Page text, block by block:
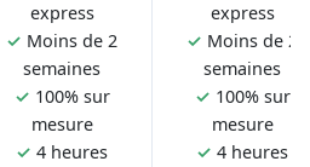
express
✓ Moins de 2
semaines
✓ 100% sur
mesure
✓ 4 heures
express
✓ Moins de 2
semaines
✓ 100% sur
mesure
✓ 4 heures